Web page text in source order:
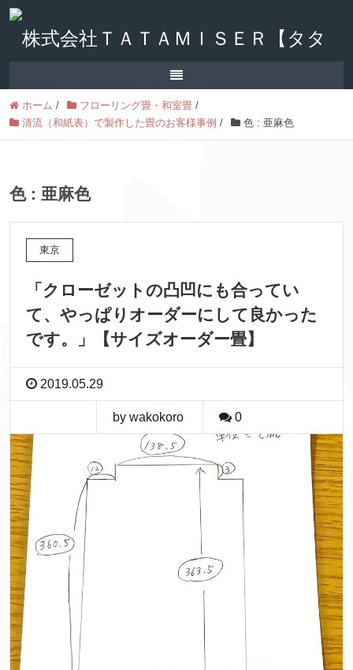
ホーム / フローリング畳・和室畳 /
清流（和紙表）で製作した畳のお客様事例 / 色 : 亜麻色
色 : 亜麻色
東京
「クローゼットの凸凹にも合ってい
て、やっぱりオーダーにして良かった
です。」【サイズオーダー畳】
2019.05.29
by wakokoro 0